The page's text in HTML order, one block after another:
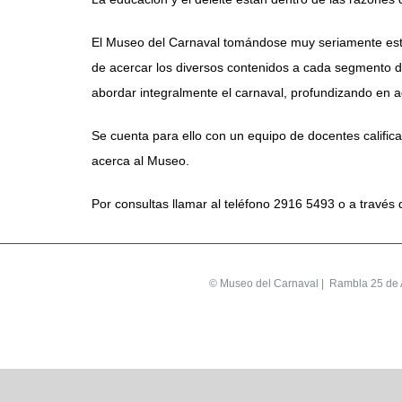
El Museo del Carnaval tomándose muy seriamente
de acercar los diversos contenidos a cada segmento
abordar integralmente el carnaval, profundizando en
Se cuenta para ello con un equipo de docentes
acerca al Museo.
Por consultas llamar al teléfono 2916 5493 o a través
© Museo del Carnaval | Rambla 25 de